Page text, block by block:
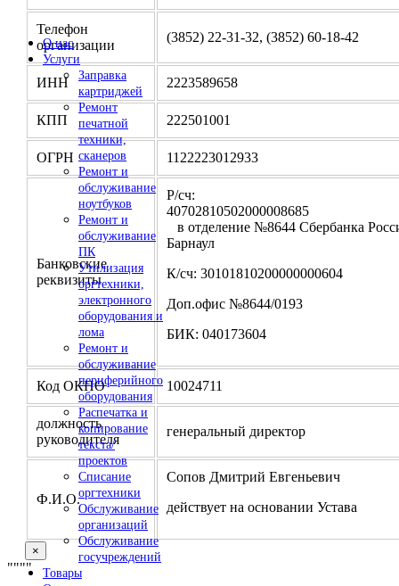
О нас
Услуги
Заправка
картриджей
Ремонт
печатной
техники,
сканеров
Ремонт и
обслуживание
ноутбуков
Ремонт и
обслуживание
ПК
Утилизация
оргтехники,
электронного
оборудования и
лома
Ремонт и
обслуживание
периферийного
оборудования
Распечатка и
копирование
текста/
проектов
Списание
оргтехники
Обслуживание
организаций
Обслуживание
госучреждений
Товары
Телефон
организации
(3852) 22-31-32, (3852) 60-18-42
ИНН 2223589658
КПП 222501001
ОГРН 1122223012933
Банковские
реквизиты
Р/сч:
в отделение №8644 Сбербанка
Барнаул
К/сч: 30101810200000000604
Доп.офис №8644/0193
БИК: 040173604
Код ОКПО 10024711
должность
руководителя
генеральный директор
Ф.И.О.
Сопов Дмитрий Евгеньевич
действует на основании Устава
×
""""